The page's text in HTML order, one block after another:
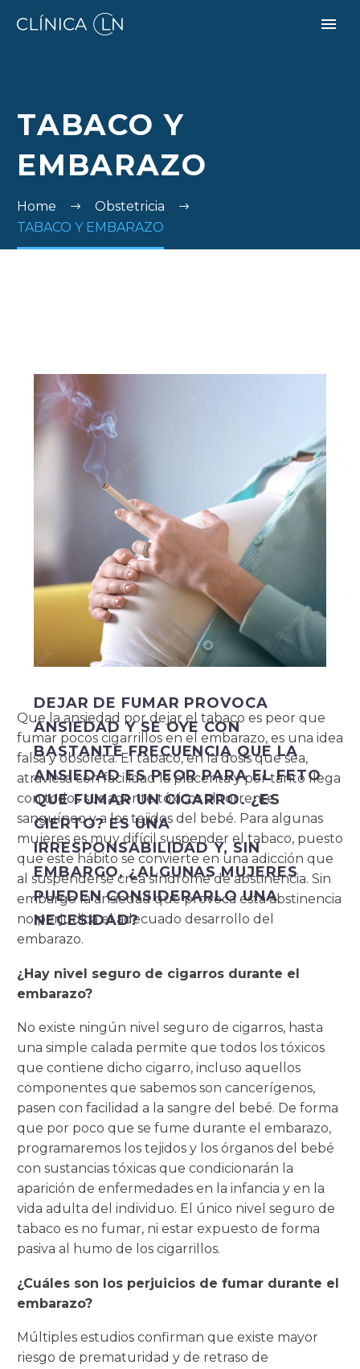
TABACO Y
EMBARAZO
Home
Obstetricia
TABACO Y EMBARAZO
DEJAR DE FUMAR PROVOCA
ANSIEDAD Y SE OYE CON
BASTANTE FRECUENCIA QUE LA
ANSIEDAD ES PEOR PARA EL FETO
QUE FUMAR UN CIGARRO. ¿ES
CIERTO? ES UNA
IRRESPONSABILIDAD Y, SIN
EMBARGO, ¿ALGUNAS MUJERES
PUEDEN CONSIDERARLO UNA
NECESIDAD?
Que la ansiedad por dejar el tabaco es peor que
fumar pocos cigarrillos en el embarazo, es una idea
falsa y obsoleta. El tabaco, en la dosis que sea,
atraviesa con facilidad la placenta y por tanto llega
con todos sus agente tóxicos al torrente
sanguíneo y a los tejidos del bebé. Para algunas
mujeres es muy difícil suspender el tabaco, puesto
que este hábito se convierte en una adicción que
al suspenderse crea síndrome de abstinencia. Sin
embargo la ansiedad que provoca esta abstinencia
no perjudica el adecuado desarrollo del
embarazo.
¿Hay nivel seguro de cigarros durante el
embarazo?
No existe ningún nivel seguro de cigarros, hasta
una simple calada permite que todos los tóxicos
que contiene dicho cigarro, incluso aquellos
componentes que sabemos son cancerígenos,
pasen con facilidad a la sangre del bebé. De forma
que por poco que se fume durante el embarazo,
programaremos los tejidos y los órganos del bebé
con sustancias tóxicas que condicionarán la
aparición de enfermedades en la infancia y en la
vida adulta del individuo. El único nivel seguro de
tabaco es no fumar, ni estar expuesto de forma
pasiva al humo de los cigarrillos.
¿Cuáles son los perjuicios de fumar durante el
embarazo?
Múltiples estudios confirman que existe mayor
riesgo de prematuridad y de retraso de